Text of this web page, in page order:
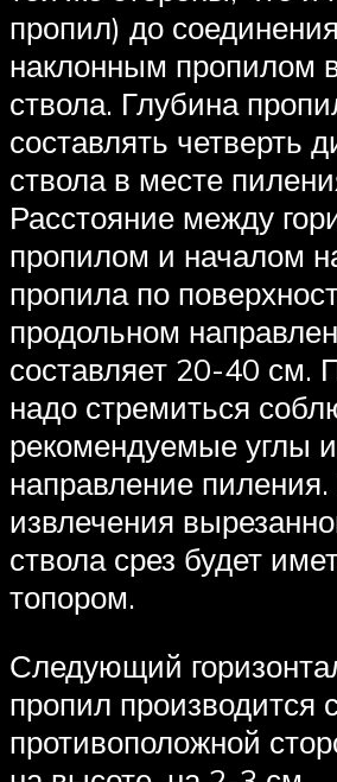
пропил) до
наклонным пропилом
ствола. Глубина
составлять четверть
ствола в месте
Расстояние между
пропилом и началом
пропила по
продольном
составляет 20-40 см.
надо стремиться
рекомендуемые углы и
направление
извлечения
ствола срез будет
топором.
Следующий
пропил производится
противоположной